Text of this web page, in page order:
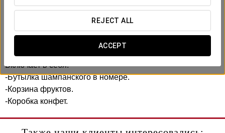
REJECT ALL
ACCEPT
Если вы готовитесь к путешествию вдвоем и вашим
следующим пунктом назначения является Ла-Корунья,
наш романтический опыт — это все, что вам нужно,
чтобы сделать ваш визит незабываемым.
Включает в себя:
-Бутылка шампанского в номере.
-Корзина фруктов.
-Коробка конфет.